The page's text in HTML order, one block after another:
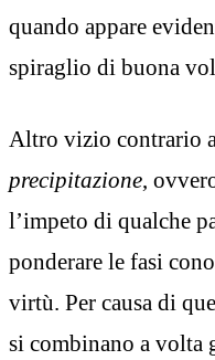
quando appare
spiraglio di buona
Altro vizio contrario
precipitazione,
l’impeto di qualche
ponderare le fasi
virtù. Per causa di
si combinano a volta